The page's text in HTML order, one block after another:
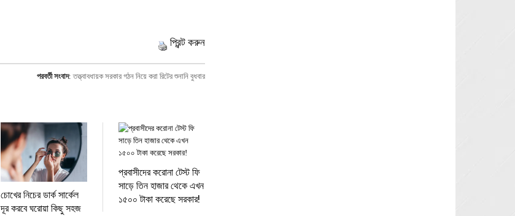
প্রিন্ট করুন
পরবর্তী সংবাদ:তত্ত্বাবধায়ক সরকার গঠন নিয়ে করা রিটের শুনানি বুধবার
চোখের নিচের ডার্ক সার্কেল
দূর করবে ঘরোয়া কিছু সহজ
প্রবাসীদের করোনা টেস্ট ফি
সাড়ে তিন হাজার থেকে এখন
১৫০০ টাকা করেছে সরকার!